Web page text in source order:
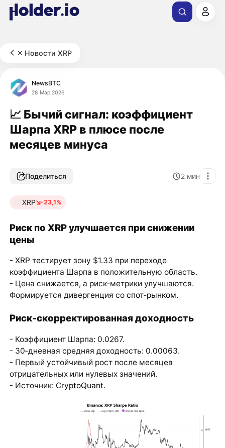
Новости XRP
NewsBTC
28 Мар 2026
📈 Бычий сигнал: коэффициент
Шарпа XRP в плюсе после
месяцев минуса
Поделиться 2 мин
XRP -23,1%
Риск по XRP улучшается при снижении
цены
- XRP тестирует зону $1.33 при переходе
коэффициента Шарпа в положительную область.
- Цена снижается, а риск‑метрики улучшаются.
Формируется дивергенция со спот‑рынком.
Риск‑скорректированная доходность
- Коэффициент Шарпа: 0.0267.
- 30‑дневная средняя доходность: 0.00063.
- Первый устойчивый рост после месяцев
отрицательных или нулевых значений.
- Источник: CryptoQuant.